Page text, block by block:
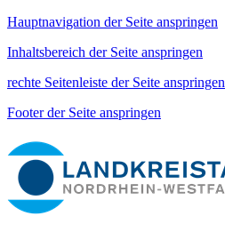
Hauptnavigation der Seite anspringen
Inhaltsbereich der Seite anspringen
rechte Seitenleiste der Seite anspringen
Footer der Seite anspringen